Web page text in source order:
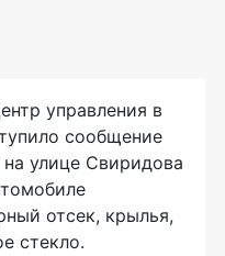
управления в
сообщение
улице Свиридова
отсек, крылья,
стекло.